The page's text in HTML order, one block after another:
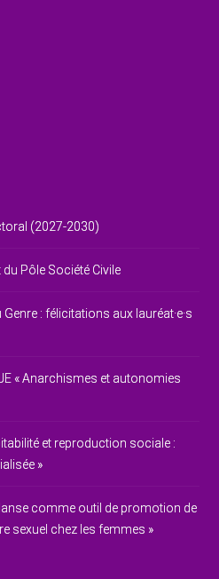
(2027-2030)
Pôle Société Civile
: félicitations aux lauréat·e·s
« Anarchismes et autonomies
et reproduction sociale :
»
comme outil de promotion de
sexuel chez les femmes »